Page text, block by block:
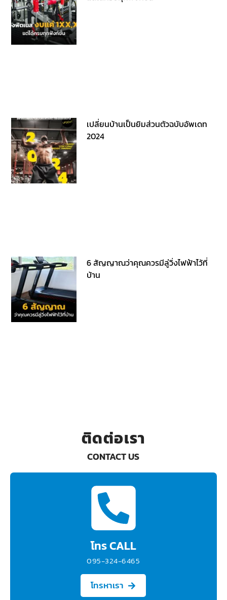
เปลี่ยนบ้านเป็นยิมส่วนตัวฉบับอัพเดท
2024
6 สัญญาณว่าคุณควรมีลู่วิ่งไฟฟ้าไว้ที่
บ้าน
CONTACT US
ติดต่อเรา
095-324-6465
โทร CALL
โทรหาเรา